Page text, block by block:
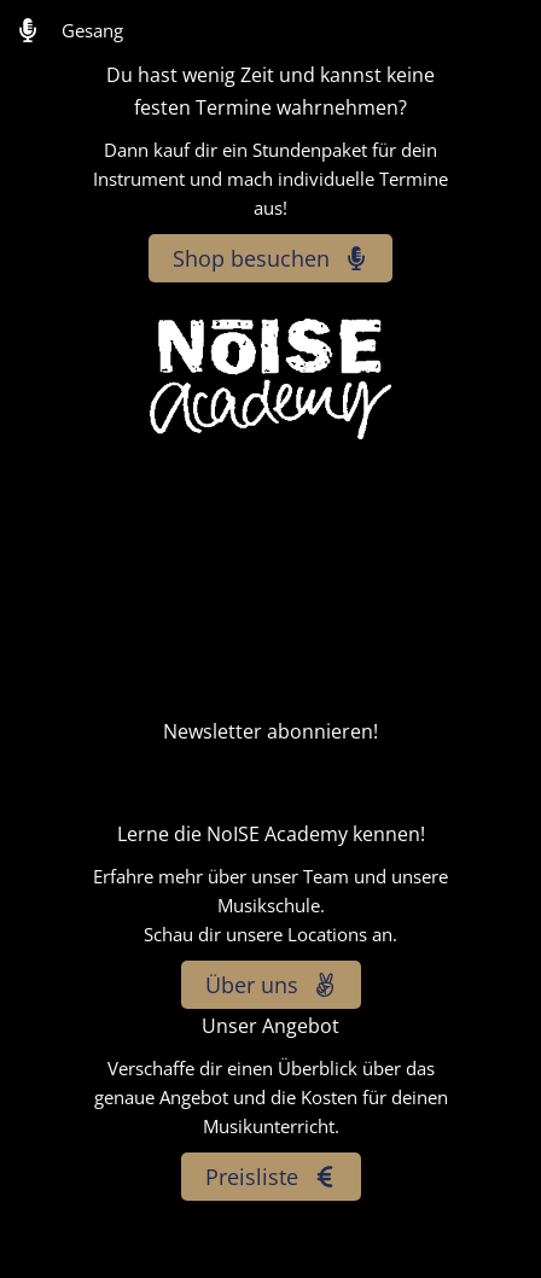
Gesang
Du hast wenig Zeit und kannst keine
festen Termine wahrnehmen?
Dann kauf dir ein Stundenpaket für dein
Instrument und mach individuelle Termine
aus!
Shop besuchen
Newsletter abonnieren!
Lerne die NoISE Academy kennen!
Erfahre mehr über unser Team und unsere
Musikschule.
Schau dir unsere Locations an.
Über uns
Unser Angebot
Verschaffe dir einen Überblick über das
genaue Angebot und die Kosten für deinen
Musikunterricht.
Preisliste